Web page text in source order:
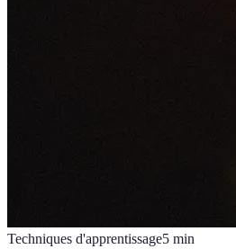
Techniques d'apprentissage5 min